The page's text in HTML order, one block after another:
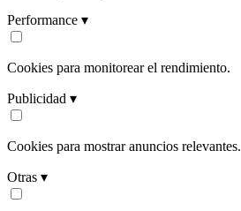
Performance ▾
Cookies para monitorear el rendimiento.
Publicidad ▾
Cookies para mostrar anuncios relevantes.
Otras ▾